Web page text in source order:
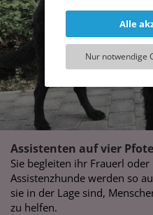
Sie können entweder
und damit
oder lediglich jenen
notwendig sind.
Wahl der zweiten
Alle
Nur notwendige
Assistenten auf vier
Sie begleiten ihr Frauerl
Assistenzhunde werden so
sie in der Lage sind,
zu helfen.